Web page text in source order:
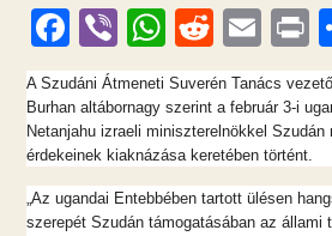
F
ac
e
b
o
o
Vi
b
er
W
h
at
s
A
p
R
e
d
di
t
E
m
ai
l
t
A Szudáni Átmeneti Suverén Tanács
Burhan altábornagy szerint a február 3-i
Netanjahu izraeli miniszterelnökkel
érdekeinek kiaknázása keretében történt.
„Az ugandai Entebbében tartott ülésen
szerepét Szudán támogatásában az állami